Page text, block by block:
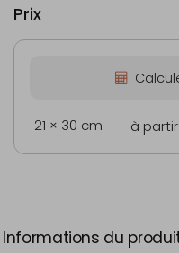
Prix
21 × 30 cm à
Informations du